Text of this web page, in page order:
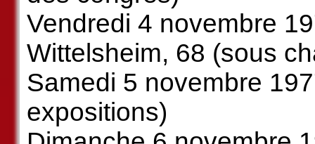
Vendredi 4 novembre
Wittelsheim, 68 (sous
Samedi 5 novembre
expositions)